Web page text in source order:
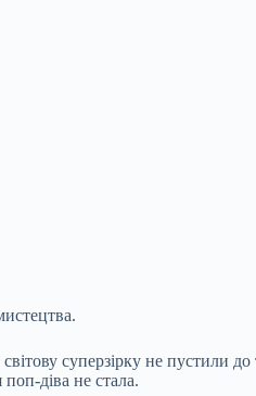
суперзірку не пустили до
діва не стала.